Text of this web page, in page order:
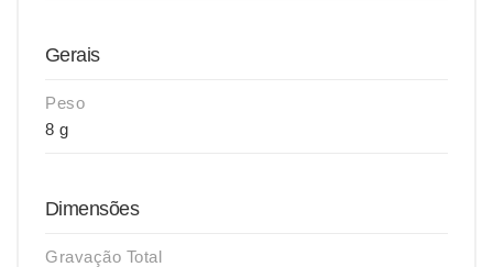
Gerais
Peso
8 g
Dimensões
Gravação Total